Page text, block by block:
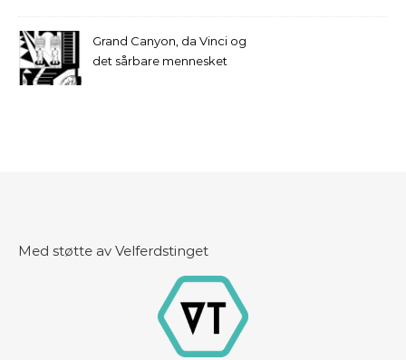
Grand Canyon, da Vinci og
det sårbare mennesket
Med støtte av Velferdstinget